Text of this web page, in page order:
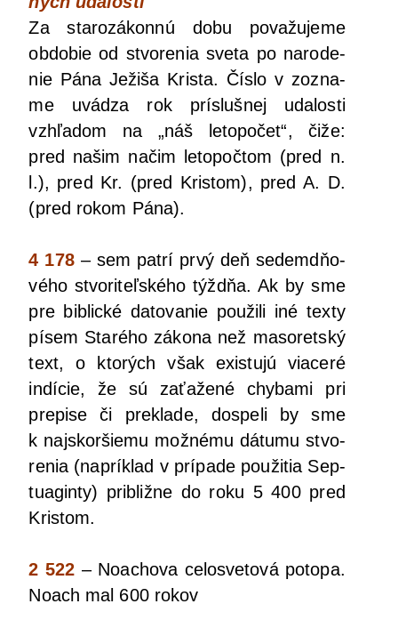
Za sta­ro­zá­kon­nú dobu pova­žu­je­me
obdo­bie od stvo­re­nia sve­ta po naro­de­
nie Pána Ježi­ša Kris­ta. Čís­lo v zozna­
me uvá­dza rok prí­sluš­nej uda­los­ti
vzhľa­dom na „náš leto­po­čet“, čiže:
pred našim načim leto­poč­tom (pred n.
l.), pred Kr. (pred Kris­tom), pred A. D.
(pred rokom Pána).
4 178– sem pat­rí prvý deň sedem­dňo­
vé­ho stvo­ri­teľ­ské­ho týžd­ňa. Ak by sme
pre bib­lic­ké dato­va­nie pou­ži­li iné tex­ty
písem Sta­ré­ho záko­na než maso­ret­ský
text, o kto­rých však exis­tu­jú via­ce­ré
indí­cie, že sú zaťa­že­né chy­ba­mi pri
pre­pi­se či pre­kla­de, dospe­li by sme
k naj­skor­šie­mu mož­né­mu dátu­mu stvo­
re­nia (naprí­klad v prí­pa­de pou­ži­tia Sep­
tu­agin­ty) pri­bliž­ne do roku 5 400 pred
Kristom.
2 522 – Noacho­va celo­sve­to­vá poto­pa.
Noach mal 600 rokov